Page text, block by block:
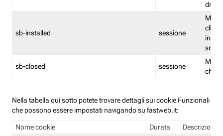
sb-installed sessione
sb-closed sessione
Nella tabella qui sotto potete trovare dettagli sui cookie Funzionali
che possono essere impostati navigando su fastweb.it:
Nome cookie Durata Descrizione